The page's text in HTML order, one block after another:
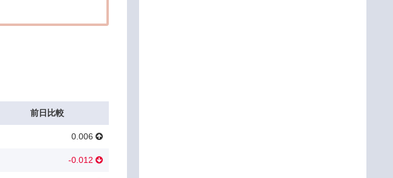
前日比較
0.006
-0.012